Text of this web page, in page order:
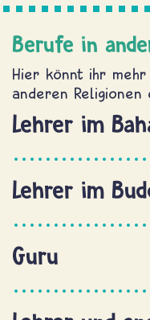
Berufe in
Hier könnt ihr
anderen
Lehrer im
Lehrer im
Guru